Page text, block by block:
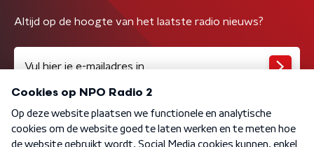
Altijd op de hoogte van het laatste radio nieuws?